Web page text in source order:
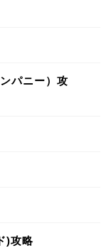
パニー）攻
)攻略